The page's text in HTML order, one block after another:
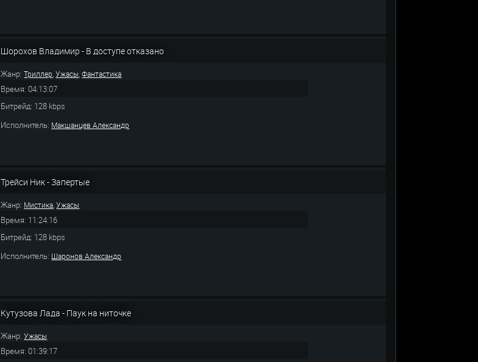
Шорохов Владимир - В доступе отказано
Жанр:Триллер,Ужасы,Фантастика
Время: 04:13:07
Битрейд: 128 kbps
Исполнитель: Макшанцев Александр
Трейси Ник - Запертые
Жанр: Мистика,Ужасы
Время: 11:24:16
Битрейд: 128 kbps
Исполнитель: Шаронов Александр
Кутузова Лада - Паук на ниточке
Жанр:Ужасы
Время: 01:39:17